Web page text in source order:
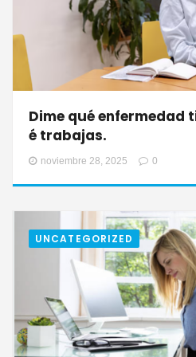
Dime qué enfermedad
é trabajas.
noviembre 28, 2025 0
UNCATEGORIZED